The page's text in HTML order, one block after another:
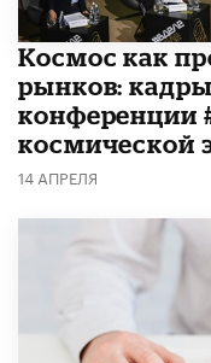
Космос как
рынков:
конференции
космической
14 АПРЕЛЯ